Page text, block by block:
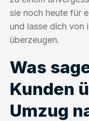
sie noch heute für
und lasse dich von
überzeugen.
Was
Kunden
Umzug